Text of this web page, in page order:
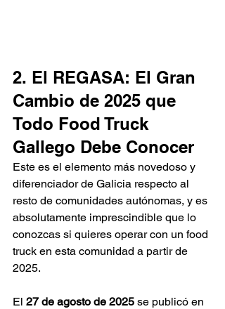
2. El REGASA: El Gran
Cambio de 2025 que
Todo Food Truck
Gallego Debe Conocer
Este es el elemento más novedoso y
diferenciador de Galicia respecto al
resto de comunidades autónomas, y es
absolutamente imprescindible que lo
conozcas si quieres operar con un food
truck en esta comunidad a partir de
2025.
El 27 de agosto de 2025 se publicó en